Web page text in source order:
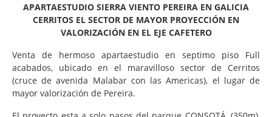
APARTAESTUDIO SIERRA VIENTO PEREIRA EN GALICIA
CERRITOS EL SECTOR DE MAYOR PROYECCIÓN EN
VALORIZACIÓN EN EL EJE CAFETERO
Venta de hermoso apartaestudio en septimo piso Full
acabados, ubicado en el maravilloso sector de Cerritos
(cruce de avenida Malabar con las Americas), el lugar de
mayor valorización de Pereira.